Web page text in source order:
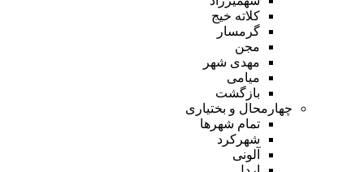
کلاته خیج
گرمسار
مجن
مهدی شهر
میامی
بازگشت
چهارمحال و بختیاری
تمام شهر‌ها
شهرکرد
آلونی